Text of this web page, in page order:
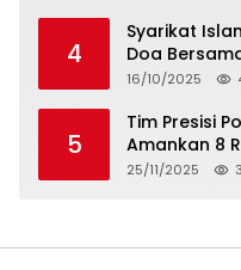
4
Syarikat
Doa
Syarikat
16/10/2025
5
Tim Presisi
Amankan 8
Tawuran
25/11/2025